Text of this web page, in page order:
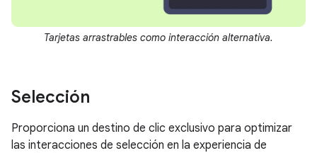
Tarjetas arrastrables como interacción alternativa.
Selección
Proporciona un destino de clic exclusivo para optimizar
las interacciones de selección en la experiencia de